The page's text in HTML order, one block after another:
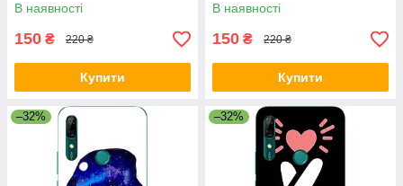
В наявності
150 ₴ 220 ₴
Купити
В наявності
150 ₴ 220 ₴
Купити
–32% –32%